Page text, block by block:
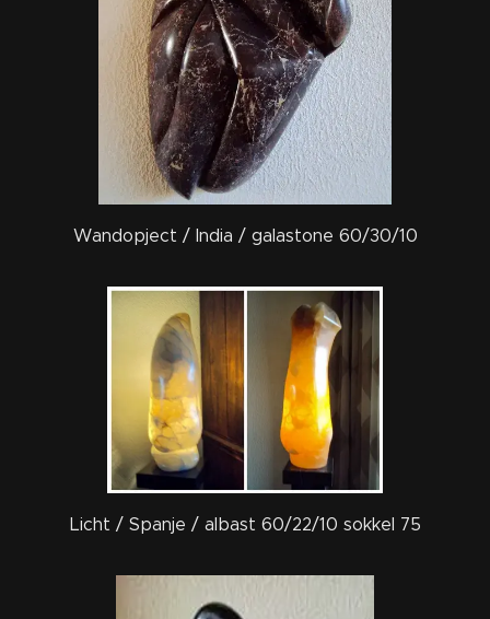
Wandopject / India / galastone 60/30/10
Licht / Spanje / albast 60/22/10 sokkel 75